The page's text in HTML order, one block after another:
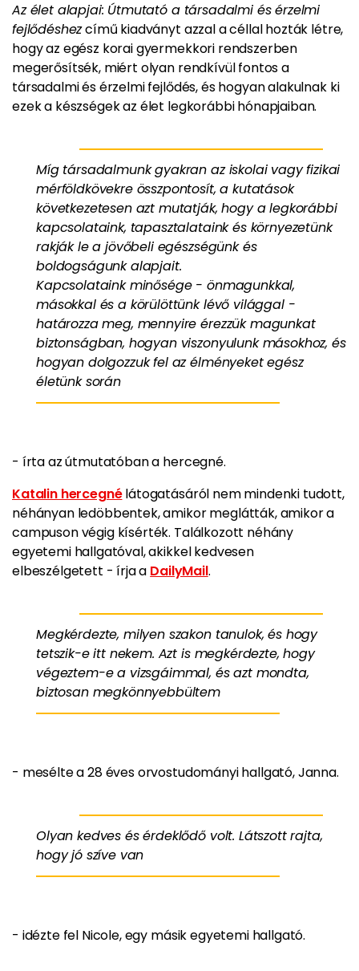
Az élet alapjai: Útmutató a társadalmi és érzelmi
fejlődéshezcímű kiadványt azzal a céllal hozták létre,
hogy az egész korai gyermekkori rendszerben
megerősítsék, miért olyan rendkívül fontos a
társadalmi és érzelmi fejlődés, és hogyan alakulnak ki
ezek a készségek az élet legkorábbi hónapjaiban.
Míg társadalmunk gyakran az iskolai vagy fizikai
mérföldkövekre összpontosít, a kutatások
következetesen azt mutatják, hogy a legkorábbi
kapcsolataink, tapasztalataink és környezetünk
rakják le a jövőbeli egészségünk és
boldogságunk alapjait.
Kapcsolataink minősége - önmagunkkal,
másokkal és a körülöttünk lévő világgal -
határozza meg, mennyire érezzük magunkat
biztonságban, hogyan viszonyulunk másokhoz, és
hogyan dolgozzuk fel az élményeket egész
életünk során
- írta az útmutatóban a hercegné.
Katalin hercegnélátogatásáról nem mindenki tudott,
néhányan ledöbbentek, amikor meglátták, amikor a
campuson végig kísérték. Találkozott néhány
egyetemi hallgatóval, akikkel kedvesen
elbeszélgetett - írja a DailyMail.
Megkérdezte, milyen szakon tanulok, és hogy
tetszik-e itt nekem. Azt is megkérdezte, hogy
végeztem-e a vizsgáimmal, és azt mondta,
biztosan megkönnyebbültem
- mesélte a 28 éves orvostudományi hallgató, Janna.
Olyan kedves és érdeklődő volt. Látszott rajta,
hogy jó szíve van
- idézte fel Nicole, egy másik egyetemi hallgató.